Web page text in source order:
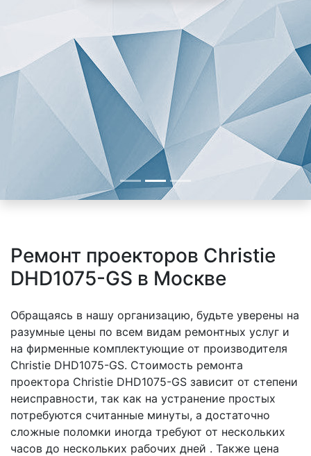
Ремонт проекторов Christie
DHD1075-GS в Москве
Обращаясь в нашу организацию, будьте уверены на
разумные цены по всем видам ремонтных услуг и
на фирменные комплектующие от производителя
Christie DHD1075-GS. Стоимость ремонта
проектора Christie DHD1075-GS зависит от степени
неисправности, так как на устранение простых
потребуются считанные минуты, а достаточно
сложные поломки иногда требуют от нескольких
часов до нескольких рабочих дней . Также цена